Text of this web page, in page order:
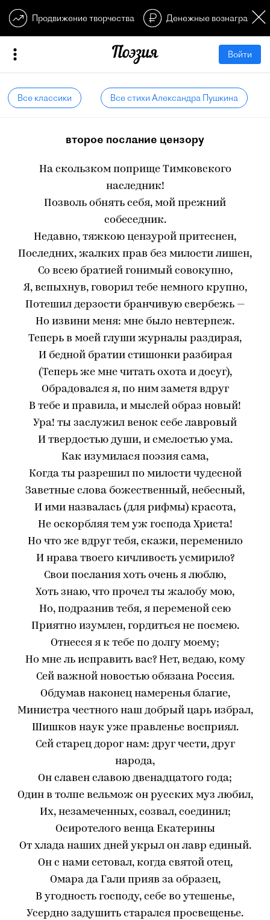
Продвижение творчества Денежные
Войти
Все классики Все стихи Александра Пушкина
второе послание цензору
На скользком поприще Тимковского
наследник!
Позволь обнять себя, мой прежний
собеседник.
Недавно, тяжкою цензурой притеснен,
Последних, жалких прав без милости лишен,
Со всею братией гонимый совокупно,
Я, вспыхнув, говорил тебе немного крупно,
Потешил дерзости бранчивую свербежь —
Но извини меня: мне было невтерпеж.
Теперь в моей глуши журналы раздирая,
И бедной братии стишонки разбирая
(Теперь же мне читать охота и досуг),
Обрадовался я, по ним заметя вдруг
В тебе и правила, и мыслей образ новый!
Ура! ты заслужил венок себе лавровый
И твердостью души, и смелостью ума.
Как изумилася поэзия сама,
Когда ты разрешил по милости чудесной
Заветные слова божественный, небесный,
И ими назвалась (для рифмы) красота,
Не оскорбляя тем уж господа Христа!
Но что же вдруг тебя, скажи, переменило
И нрава твоего кичливость усмирило?
Свои послания хоть очень я люблю,
Хоть знаю, что прочел ты жалобу мою,
Но, подразнив тебя, я переменой сею
Приятно изумлен, гордиться не посмею.
Отнесся я к тебе по долгу моему;
Но мне ль исправить вас? Нет, ведаю, кому
Сей важной новостью обязана Россия.
Обдумав наконец намеренья благие,
Министра честного наш добрый царь избрал,
Шишков наук уже правленье восприял.
Сей старец дорог нам: друг чести, друг
народа,
Он славен славою двенадцатого года;
Один в толпе вельмож он русских муз любил,
Их, незамеченных, созвал, соединил;
Осиротелого венца Екатерины
От хлада наших дней укрыл он лавр единый.
Он с нами сетовал, когда святой отец,
Омара да Гали прияв за образец,
В угодность господу, себе во утешенье,
Усердно задушить старался просвещенье.